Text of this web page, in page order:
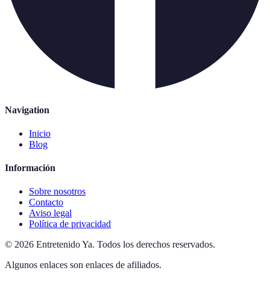
Navigation
Inicio
Blog
Información
Sobre nosotros
Contacto
Aviso legal
Política de privacidad
© 2026 Entretenido Ya. Todos los derechos reservados.
Algunos enlaces son enlaces de afiliados.